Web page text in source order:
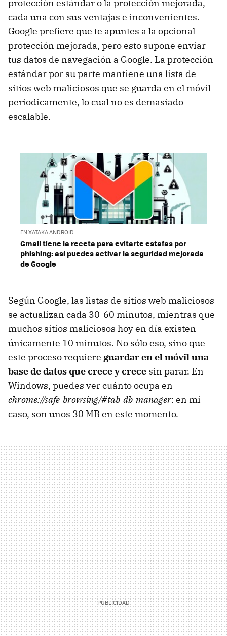
protección estándar o la protección mejorada,
cada una con sus ventajas e inconvenientes.
Google prefiere que te apuntes a la opcional
protección mejorada, pero esto supone enviar
tus datos de navegación a Google. La protección
estándar por su parte mantiene una lista de
sitios web maliciosos que se guarda en el móvil
periodicamente, lo cual no es demasiado
escalable.
EN XATAKA ANDROID
Gmail tiene la receta para evitarte estafas por
phishing: así puedes activar la seguridad mejorada
de Google
Según Google, las listas de sitios web maliciosos
se actualizan cada 30-60 minutos, mientras que
muchos sitios maliciosos hoy en día existen
únicamente 10 minutos. No sólo eso, sino que
este proceso requiere guardar en el móvil una
base de datos que crece y crece sin parar. En
Windows, puedes ver cuánto ocupa en
chrome://safe-browsing/#tab-db-manager: en mi
caso, son unos 30 MB en este momento.